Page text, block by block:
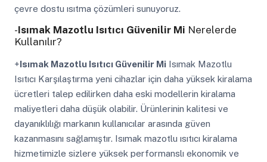
çevre dostu ısıtma çözümleri sunuyoruz.
-Isımak Mazotlu Isıtıcı Güvenilir Mi Nerelerde
Kullanılır?
+Isımak Mazotlu Isıtıcı Güvenilir MiIsımak Mazotlu
Isıtıcı Karşılaştırma yeni cihazlar için daha yüksek kiralama
ücretleri talep edilirken daha eski modellerin kiralama
maliyetleri daha düşük olabilir. Ürünlerinin kalitesi ve
dayanıklılığı markanın kullanıcılar arasında güven
kazanmasını sağlamıştır. Isımak mazotlu ısıtıcı kiralama
hizmetimizle sizlere yüksek performanslı ekonomik ve